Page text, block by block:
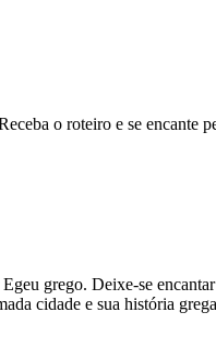
o roteiro e se encante
grego. Deixe-se
cidade e sua história